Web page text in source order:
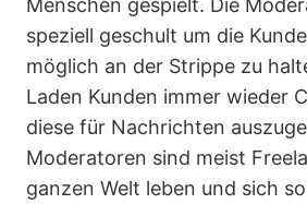
speziell geschult um die
möglich an der Strippe zu
Laden Kunden immer wieder
diese für Nachrichten
Moderatoren sind meist
ganzen Welt leben und sich